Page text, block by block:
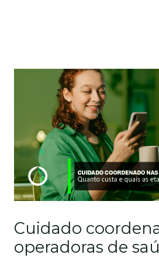
Cuidado
operadoras de